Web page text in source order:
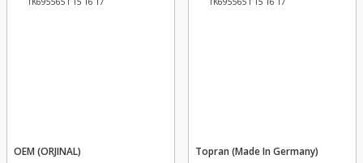
OEM (ORJINAL) Topran (Made In Germany)